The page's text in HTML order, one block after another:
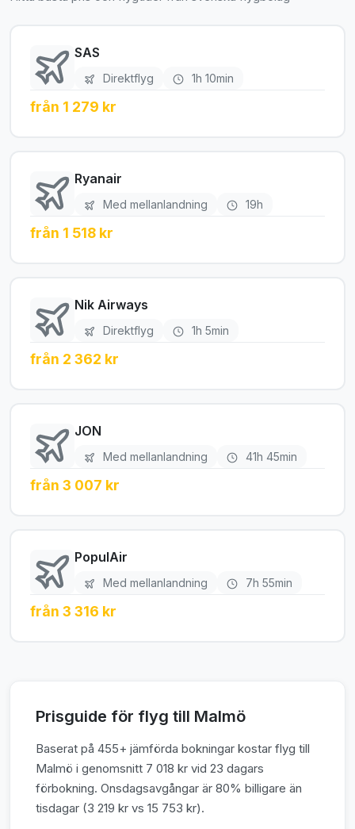
SAS
Direktflyg 1h 10min
från 1 279 kr
Ryanair
Med mellanlandning 19h
från 1 518 kr
Nik Airways
Direktflyg 1h 5min
från 2 362 kr
JON
Med mellanlandning 41h 45min
från 3 007 kr
PopulAir
Med mellanlandning 7h 55min
från 3 316 kr
Prisguide för flyg till Malmö
Baserat på 455+ jämförda bokningar kostar flyg till
Malmö i genomsnitt 7 018 kr vid 23 dagars
förbokning. Onsdagsavgångar är 80% billigare än
tisdagar (3 219 kr vs 15 753 kr).